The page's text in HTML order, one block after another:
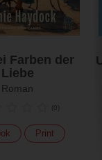
Farben der
Liebe
Roman
(0)
Print